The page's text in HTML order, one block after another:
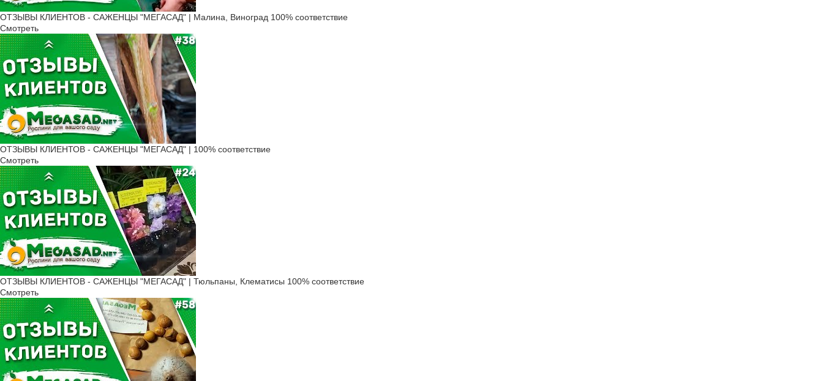
ОТЗЫВЫ КЛИЕНТОВ - САЖЕНЦЫ "МЕГАСАД" | Малина, Виноград 100% соответствие
Смотреть
ОТЗЫВЫ КЛИЕНТОВ - САЖЕНЦЫ "МЕГАСАД" | 100% соответствие
Смотреть
ОТЗЫВЫ КЛИЕНТОВ - САЖЕНЦЫ "МЕГАСАД" | Тюльпаны, Клематисы 100% соответствие
Смотреть